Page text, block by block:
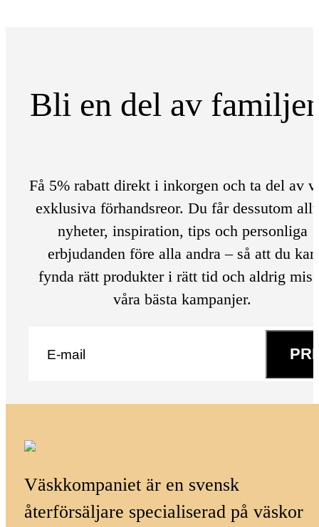
Bli en del av
Få 5% rabatt direkt i inkorgen och ta del av
exklusiva förhandsreor. Du får dessutom
nyheter, inspiration, tips och personliga
erbjudanden före alla andra – så att du kan
fynda rätt produkter i rätt tid och aldrig
våra bästa kampanjer.
Väskkompaniet är en svensk
återförsäljare specialiserad på väskor